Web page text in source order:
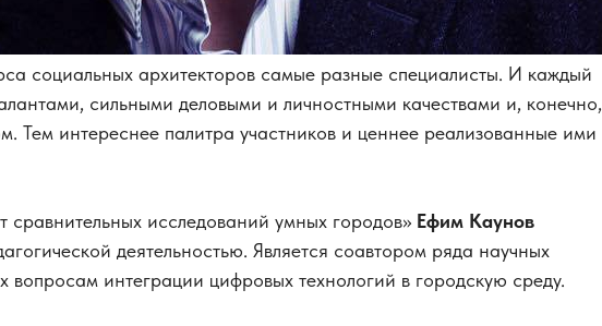
социальных архитекторов самые разные специалисты. И каждый
сильными деловыми и личностными качествами и, конечно,
Тем интереснее палитра участников и ценнее реализованные ими
исследований умных городов» Ефим Каунов
деятельностью. Является соавтором ряда научных
интеграции цифровых технологий в городскую среду.